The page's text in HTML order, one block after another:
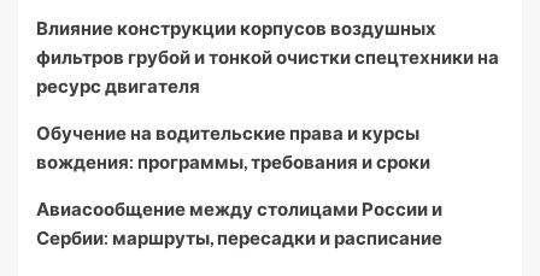
Влияние конструкции корпусов воздушных
фильтров грубой и тонкой очистки спецтехники на
ресурс двигателя
Обучение на водительские права и курсы
вождения: программы, требования и сроки
Авиасообщение между столицами России и
Сербии: маршруты, пересадки и расписание